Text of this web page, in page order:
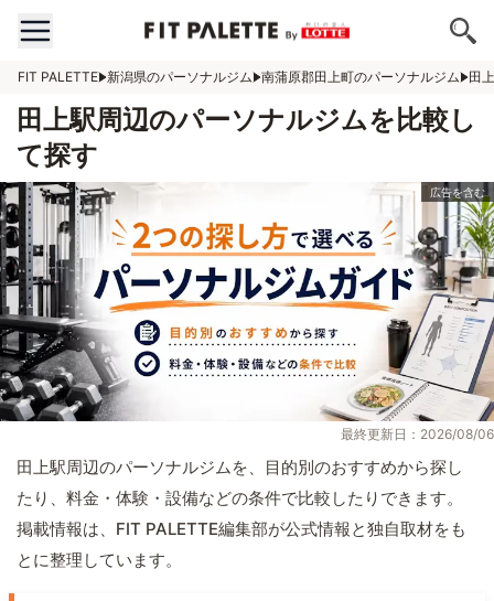
FIT PALETTE 新潟県のパーソナルジム 南蒲原郡田上町のパーソナルジム 田
田上駅周辺のパーソナルジムを比較し
て探す
最終更新日：2026/08/06
田上駅周辺のパーソナルジムを、目的別のおすすめから探し
たり、料金・体験・設備などの条件で比較したりできます。
掲載情報は、FIT PALETTE編集部が公式情報と独自取材をも
とに整理しています。